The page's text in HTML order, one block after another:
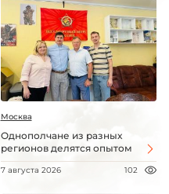
Москва
Однополчане из разных
регионов делятся опытом
7 августа 2026 102